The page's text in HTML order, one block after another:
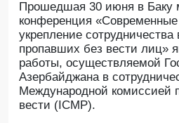
Прошедшая 30 июня в Баку
конференция
укрепление
пропавших без вести лиц»
работы, осуществляемой
Азербайджана в
Международной комиссией
вести (ICMP).